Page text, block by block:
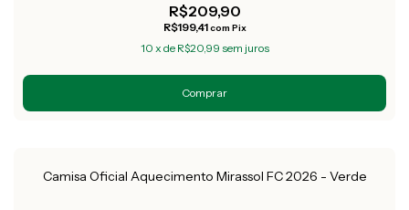
R$209,90
R$199,41com Pix
10 x de R$20,99 sem juros
Comprar
Camisa Oficial Aquecimento Mirassol FC 2026 - Verde